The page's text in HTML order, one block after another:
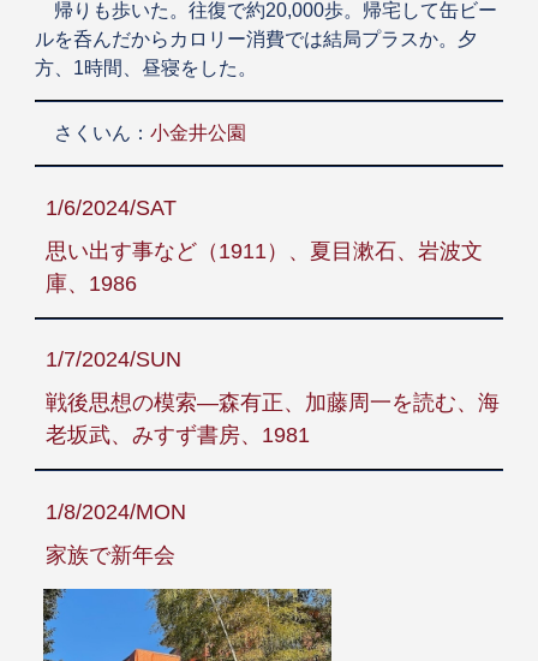
帰りも歩いた。往復で約20,000歩。帰宅して缶ビー
ルを呑んだからカロリー消費では結局プラスか。夕
方、1時間、昼寝をした。
さくいん： 小金井公園
1/6/2024/SAT
思い出す事など（1911）、夏目漱石、岩波文
庫、1986
1/7/2024/SUN
戦後思想の模索―森有正、加藤周一を読む、海
老坂武、みすず書房、1981
1/8/2024/MON
家族で新年会